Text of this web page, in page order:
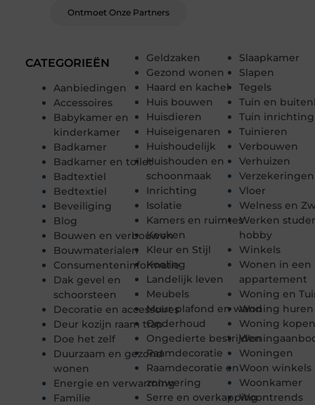
CATEGORIEËN
Aanbiedingen
Accessoires
Babykamer en
kinderkamer
Badkamer
Badkamer en toilet
Badtextiel
Bedtextiel
Beveiliging
Blog
Bouwen en verbouwen
Bouwmaterialen
Consumenteninformatie
Dak gevel en
schoorsteen
Decoratie en accessoires
Deur kozijn raam trap
Doe het zelf
Duurzaam en gezond
wonen
Energie en verwarming
Familie
Geldzaken
Gezond wonen
Haard en kachel
Huis bouwen
Huisdieren
Huiseigenaren
Huishoudelijk
Huishouden en
schoonmaak
Inrichting
Isolatie
Kamers en ruimtes
Keuken
Kleur en Stijl
Koeling
Landelijk leven
Meubels
Muur plafond en wand
Onderhoud
Ongedierte bestrijden
Raamdecoratie
Raamdecoratie en
zonwering
Serre en overkapping
Slaapkamer
Slapen
Tegels
Tuin en
Tuin inrichting
Tuinieren
Verbouwen
Verhuizen
Verzekeringen
Vloer
Welness en
Werken
hobby
Winkels
Wonen in een
appartement
Woning en
Woning huren
Woning
Woningen
Woon winkels
Woonkamer
Woontrends
Ontmoet Onze Partners